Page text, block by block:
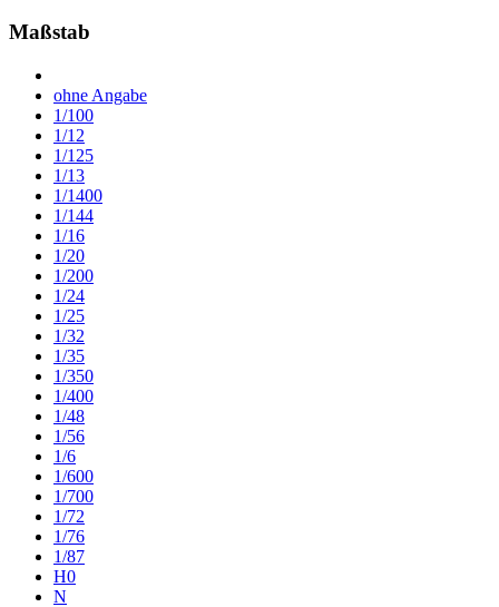
Maßstab
ohne Angabe
1/100
1/12
1/125
1/13
1/1400
1/144
1/16
1/20
1/200
1/24
1/25
1/32
1/35
1/350
1/400
1/48
1/56
1/6
1/600
1/700
1/72
1/76
1/87
H0
N